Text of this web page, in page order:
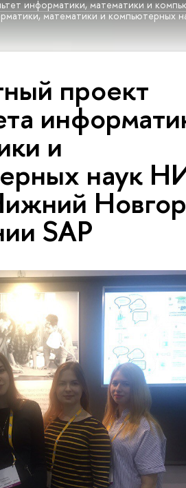
информатики, математики и
математики и
проект
и
наук
SAP